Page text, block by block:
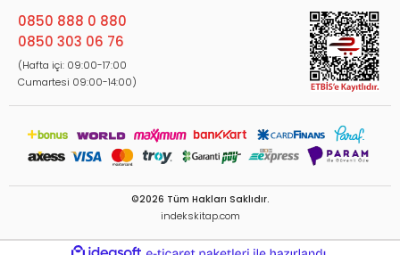
0850 888 0 880
0850 303 06 76
(Hafta içi: 09:00-17:00
Cumartesi 09:00-14:00)
©2026 Tüm Hakları Saklıdır.
indekskitap.com
ideasoft